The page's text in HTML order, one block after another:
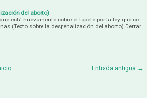
del aborto)
está nuevamente sobre el tapete por la ley que se
(Texto sobre la despenalización del aborto).Cerrar
Entrada antigua →